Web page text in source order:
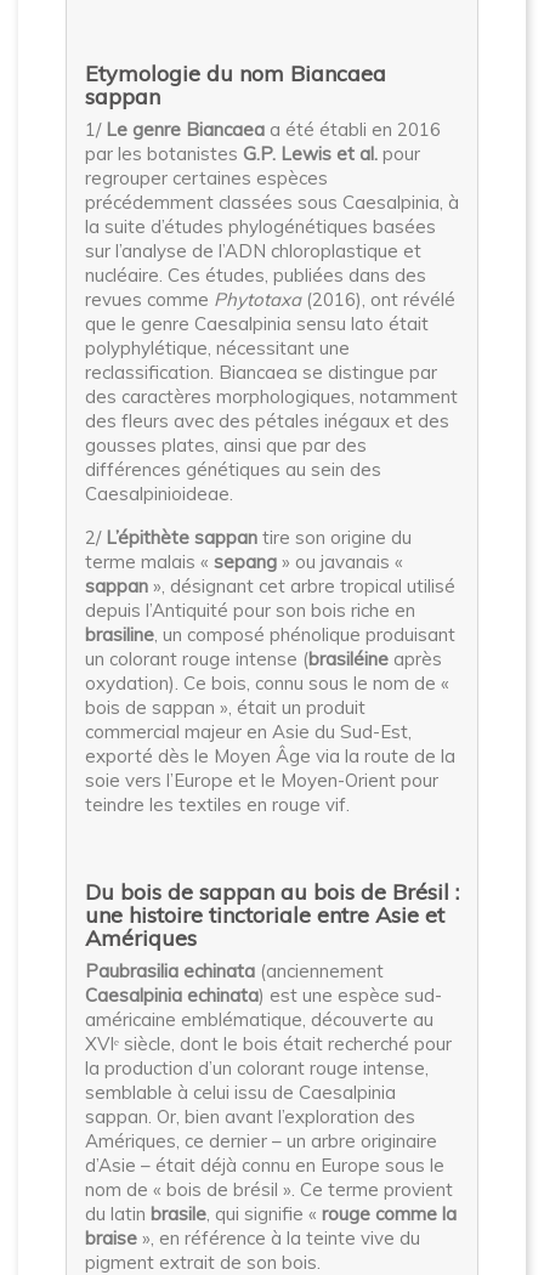
Etymologie du nom Biancaea
sappan
1/ Le genre Biancaea a été établi en 2016
par les botanistes G.P. Lewis et al. pour
regrouper certaines espèces
précédemment classées sous Caesalpinia, à
la suite d’études phylogénétiques basées
sur l’analyse de l’ADN chloroplastique et
nucléaire. Ces études, publiées dans des
revues comme Phytotaxa(2016), ont révélé
que le genre Caesalpinia sensu lato était
polyphylétique, nécessitant une
reclassification. Biancaea se distingue par
des caractères morphologiques, notamment
des fleurs avec des pétales inégaux et des
gousses plates, ainsi que par des
différences génétiques au sein des
Caesalpinioideae.
2/ L’épithète sappan tire son origine du
terme malais « sepang » ou javanais «
sappan », désignant cet arbre tropical utilisé
depuis l’Antiquité pour son bois riche en
brasiline, un composé phénolique produisant
un colorant rouge intense (brasiléine après
oxydation). Ce bois, connu sous le nom de «
bois de sappan », était un produit
commercial majeur en Asie du Sud-Est,
exporté dès le Moyen Âge via la route de la
soie vers l’Europe et le Moyen-Orient pour
teindre les textiles en rouge vif.
Du bois de sappan au bois de Brésil :
une histoire tinctoriale entre Asie et
Amériques
Paubrasilia echinata (anciennement
Caesalpinia echinata) est une espèce sud-
américaine emblématique, découverte au
XVIᵉ siècle, dont le bois était recherché pour
la production d’un colorant rouge intense,
semblable à celui issu de Caesalpinia
sappan. Or, bien avant l’exploration des
Amériques, ce dernier – un arbre originaire
d’Asie – était déjà connu en Europe sous le
nom de « bois de brésil ». Ce terme provient
du latin brasile, qui signifie « rouge comme la
braise », en référence à la teinte vive du
pigment extrait de son bois.